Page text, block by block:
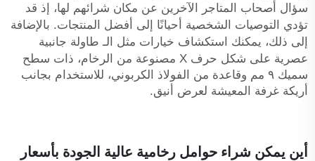
سؤال أصحاب المتاجر الآخرين عن مكان شرائهم لها، إذ قد
تؤدي التوصيات الشخصية أحيانًا إلى أفضل المنتجات. بالإضافة
إلى ذلك، يمكنك استكشاف خيارات مثل الـ طاولة جانبية
عصرية على شكل حرف X مصنوعة من الرخام، ذات سطح
سميك ٩ مم وقاعدة من الفولاذ الكربوني، للاستخدام بجانب
أريكة غرفة المعيشة لعرض أنيق.
أين يمكن شراء حوامل رخامية عالية الجودة بأسعار